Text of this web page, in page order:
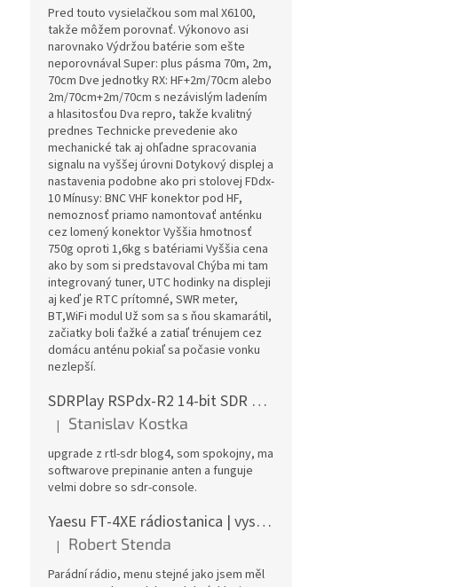
Pred touto vysielačkou som mal X6100,
takže môžem porovnať. Výkonovo asi
narovnako Výdržou batérie som ešte
neporovnával Super: plus pásma 70m, 2m,
70cm Dve jednotky RX: HF+2m/70cm alebo
2m/70cm+2m/70cm s nezávislým ladením
a hlasitosťou Dva repro, takže kvalitný
prednes Technicke prevedenie ako
mechanické tak aj ohľadne spracovania
signalu na vyššej úrovni Dotykový displej a
nastavenia podobne ako pri stolovej FDdx-
10 Mínusy: BNC VHF konektor pod HF,
nemoznosť priamo namontovať anténku
cez lomený konektor Vyššia hmotnosť
750g oproti 1,6kg s batériami Vyššia cena
ako by som si predstavoval Chýba mi tam
integrovaný tuner, UTC hodinky na displeji
aj keď je RTC prítomné, SWR meter,
BT,WiFi modul Už som sa s ňou skamarátil,
začiatky boli ťažké a zatiaľ trénujem cez
domácu anténu pokiaľ sa počasie vonku
nezlepší.
SDRPlay RSPdx-R2 14-bit SDR prijímač 1kHz-2GHz
Hodnotenie produktu je 5 z 5 hviezdičiek.
| Stanislav Kostka
upgrade z rtl-sdr blog4, som spokojny, ma
softwarove prepinanie anten a funguje
velmi dobre so sdr-console.
Yaesu FT-4XE rádiostanica | vysielačka
Hodnotenie produktu je 5 z 5 hviezdičiek.
| Robert Stenda
Parádní rádio, menu stejné jako jsem měl